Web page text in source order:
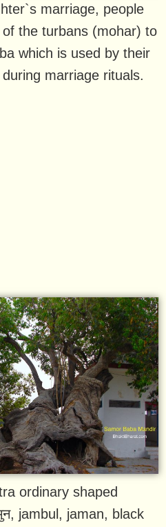
marriage, people
the turbans (mohar) to
which is used by their
marriage rituals.
ordinary shaped
jambul, jaman, black